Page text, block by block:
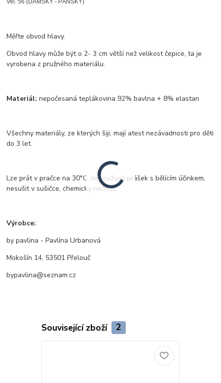
Měřte obvod hlavy.
Obvod hlavy může být o 2- 3 cm větší než velikost čepice, ta je
vyrobena z pružného materiálu.
Materiál: nepočesaná teplákovina 92% bavlna + 8% elastan
Všechny materiály, ze kterých šiji, mají atest nezávadnosti pro děti
do 3 let.
Lze prát v pračce na 30°C, nepoužívat prášek s bělícím účinkem,
nesušit v sušičce, chemicky nečistit.
Výrobce:
by pavlina - Pavlína Urbanová
Mokošín 14, 53501 Přelouč
bypavlina@seznam.cz
Související zboží 2